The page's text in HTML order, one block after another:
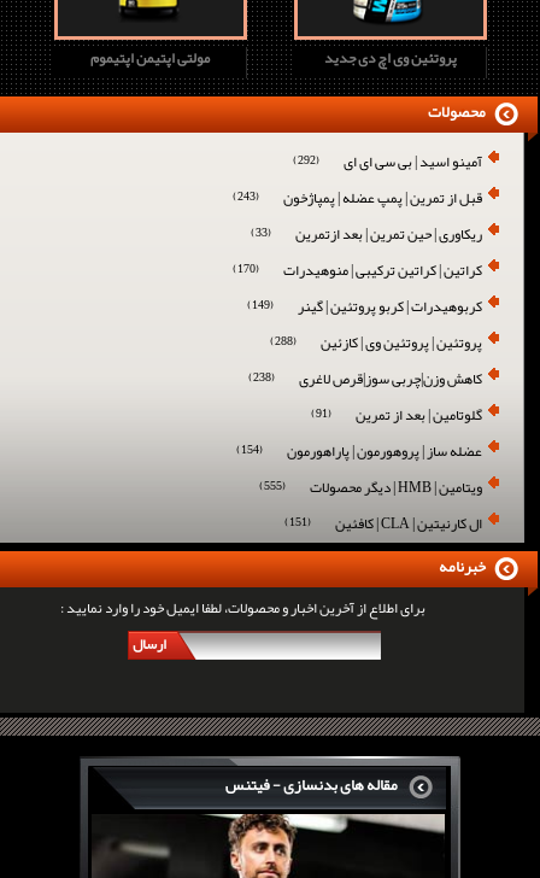
مولتی اپتیمن اپتیموم پروتئین وی اچ دی جدید
آمینو اسید | بی سی ای ای (292)
قبل از تمرین | پمپ عضله | پمپاژخون (243)
ریکاوری | حین تمرین | بعد ازتمرین (33)
کراتین | کراتین ترکیبی | منوهیدرات (170)
کربوهیدرات | کربو پروتئین | گینر (149)
پروتئین | پروتئین وی | کازئین (288)
کاهش وزن|چربی سوز|قرص لاغری (238)
گلوتامین | بعد از تمرین (91)
عضله ساز | پروهورمون | پاراهورمون (154)
ویتامین | HMB | دیگر محصولات (555)
ال کارنیتین | CLA | کافئین (151)
محصولات
برای اطلاع از آخرین اخبار و محصولات، لطفا ایمیل خود را وارد نمایید :
ارسال
خبرنامه
مقاله های بدنسازی - فیتنس